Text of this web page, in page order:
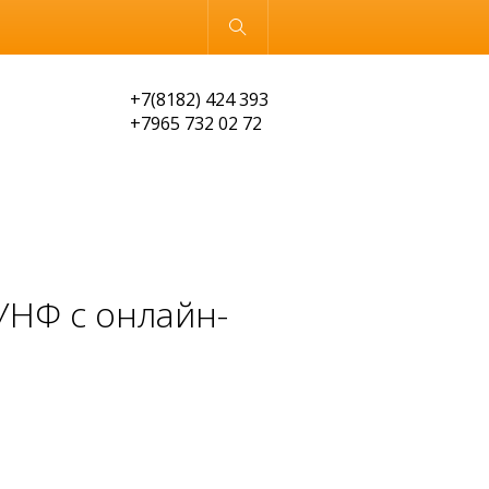
Обычная версия
+7(8182) 424 393
+7965 732 02 72
с онлайн-